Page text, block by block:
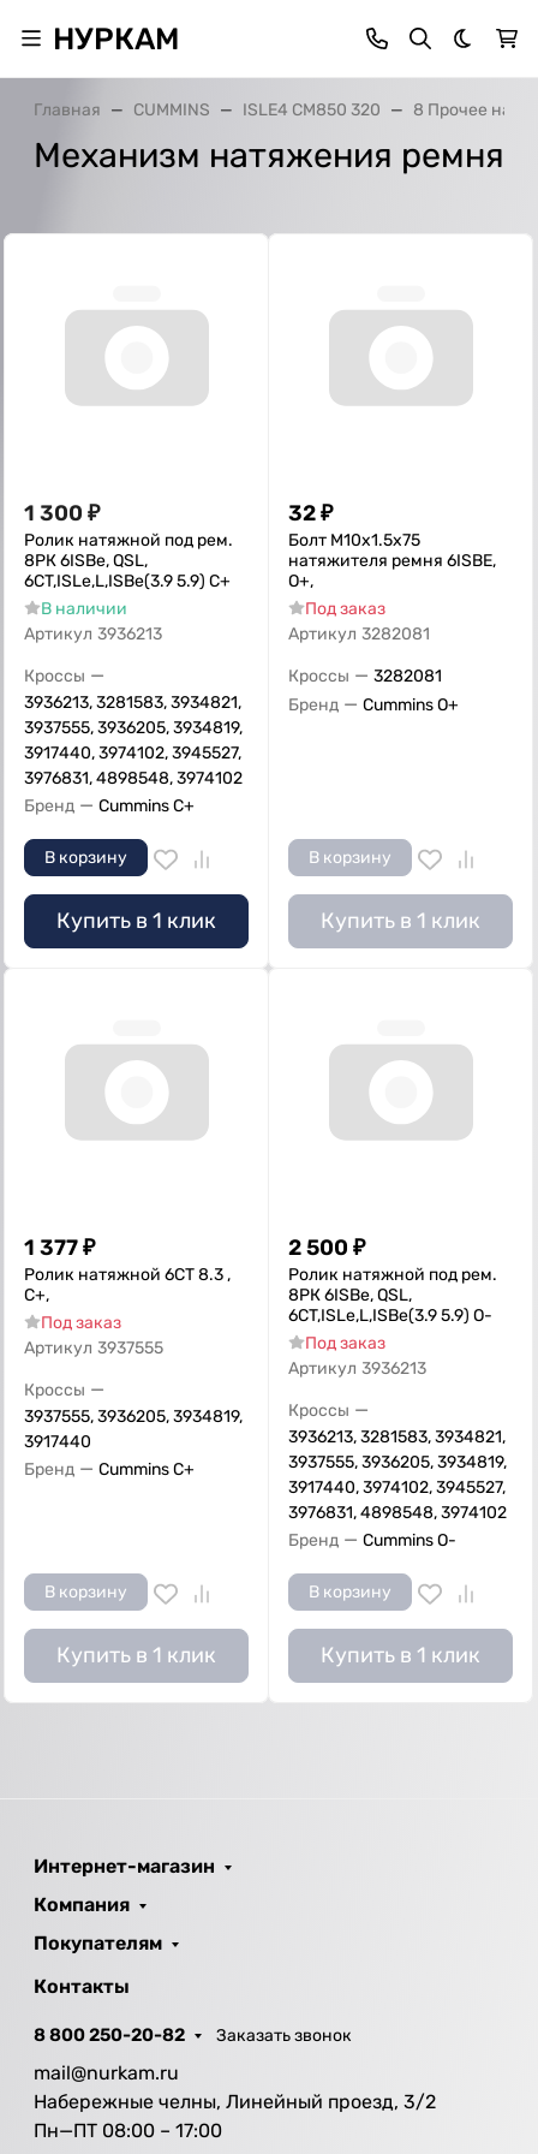
НУРКАМ Темная
Главная CUMMINS ISLE4 CM850 320 8 Прочее
Механизм натяжения ремня
1 300 ₽
Ролик натяжной под рем.
8РК 6ISBe, QSL,
6СT,ISLe,L,ISBe(3.9 5.9) С+
В наличии
Артикул 3936213
Кроссы —
3936213, 3281583, 3934821,
3937555, 3936205, 3934819,
3917440, 3974102, 3945527,
3976831, 4898548, 3974102
Бренд — Cummins C+
В корзину
Купить в 1 клик
32₽
Болт M10х1.5х75
натяжителя ремня 6ISBE,
О+,
Под заказ
Артикул 3282081
Кроссы — 3282081
Бренд — Cummins O+
В корзину
Купить в 1 клик
1 377₽
Ролик натяжной 6CT 8.3 ,
С+,
Под заказ
Артикул 3937555
Кроссы —
3937555, 3936205, 3934819,
3917440
Бренд — Cummins C+
В корзину
Купить в 1 клик
2 500 ₽
Ролик натяжной под рем.
8РК 6ISBe, QSL,
6СT,ISLe,L,ISBe(3.9 5.9) О-
Под заказ
Артикул 3936213
Кроссы —
3936213, 3281583, 3934821,
3937555, 3936205, 3934819,
3917440, 3974102, 3945527,
3976831, 4898548, 3974102
Бренд — Cummins O-
В корзину
Купить в 1 клик
Интернет-магазин
Компания
Покупателям
Контакты
8 800 250-20-82 Заказать звонок
mail@nurkam.ru
Набережные челны, Линейный проезд, 3/2
Пн—ПТ 08:00 – 17:00